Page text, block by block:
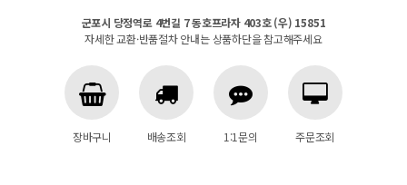
군포시 당정역로 4번길 7 동호프라자 403호 (우) 15851
자세한 교환·반품절차 안내는 상품하단을 참고해주세요
장바구니 배송조회 1:1문의 주문조회